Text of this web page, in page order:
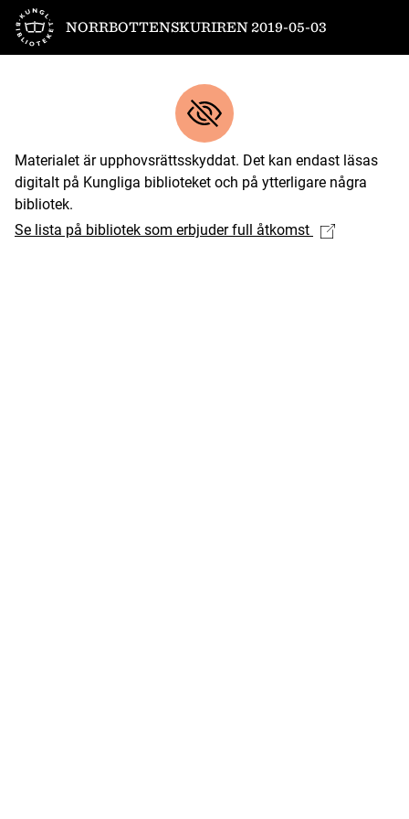
Till startsidan
NORRBOTTENSKURIREN 2019-05-03
Materialet är upphovsrättsskyddat. Det kan endast läsas
digitalt på Kungliga biblioteket och på ytterligare några
bibliotek.
Se lista på bibliotek som erbjuder full åtkomst